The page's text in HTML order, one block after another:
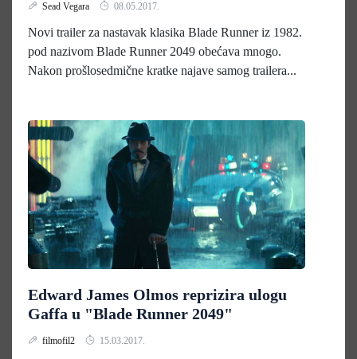
Sead Vegara 08.05.2017.
Novi trailer za nastavak klasika Blade Runner iz 1982.
pod nazivom Blade Runner 2049 obećava mnogo.
Nakon prošlosedmične kratke najave samog trailera...
Edward James Olmos reprizira ulogu
Gaffa u "Blade Runner 2049"
filmofil2 15.03.2017.